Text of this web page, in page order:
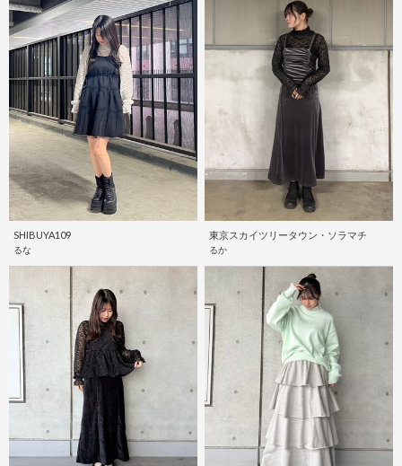
SHIBUYA109
るな
東京スカイツリータウン・ソラマチ
るか